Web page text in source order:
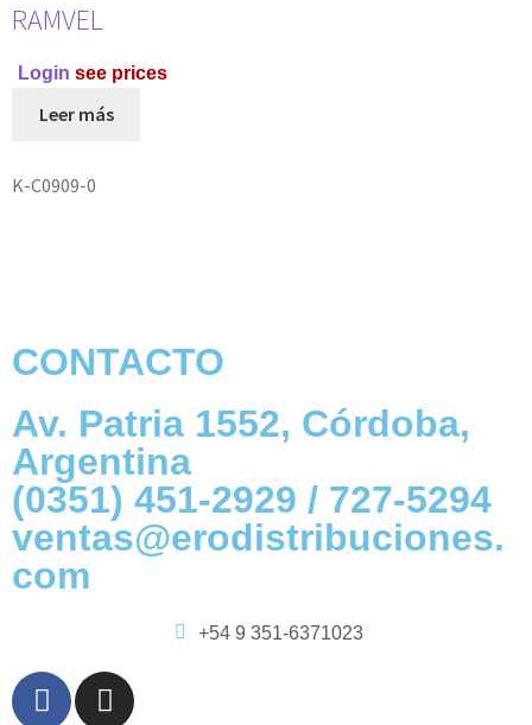
K-C0909-0
RAMVEL
Login see prices
Leer más
CONTACTO
Av. Patria 1552, Córdoba,
Argentina
(0351) 451-2929 / 727-5294
ventas@erodistribuciones.
com
+54 9 351-6371023